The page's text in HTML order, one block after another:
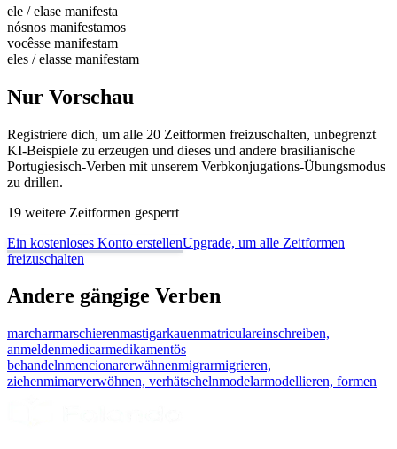
ele / elase manifesta
nósnos manifestamos
vocêsse manifestam
eles / elasse manifestam
Nur Vorschau
Registriere dich, um alle 20 Zeitformen freizuschalten, unbegrenzt
KI-Beispiele zu erzeugen und dieses und andere brasilianische
Portugiesisch-Verben mit unserem Verbkonjugations-Übungsmodus
zu drillen.
19 weitere Zeitformen gesperrt
Ein kostenloses Konto erstellenUpgrade, um alle Zeitformen
freizuschalten
Andere gängige Verben
marcharmarschierenmastigarkauenmatriculareinschreiben,
anmeldenmedicarmedikamentös
behandelnmencionarerwähnenmigrarmigrieren,
ziehenmimarverwöhnen, verhätschelnmodelarmodellieren, formen